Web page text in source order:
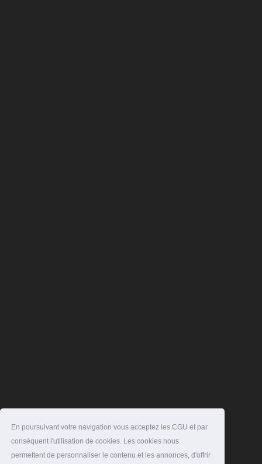
En poursuivant votre navigation vous acceptez les CGU et par
conséquent l'utilisation de cookies. Les cookies nous
permettent de personnaliser le contenu et les annonces, d'offrir